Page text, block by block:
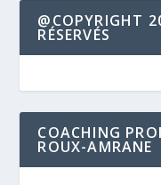
@COPYRIGHT
RÉSERVÉS
COACHING
ROUX-AMRANE